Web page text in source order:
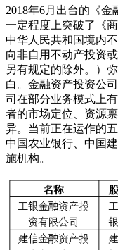
2018年6月出台的《
一定程度上突破了《
中华人民共和国境内
向非自用不动产投资
另有规定的除外。）
白。金融资产投资公
司在部分业务模式上
者的市场定位、资源
异。当前正在运作的
中国农业银行、中国
施机构。